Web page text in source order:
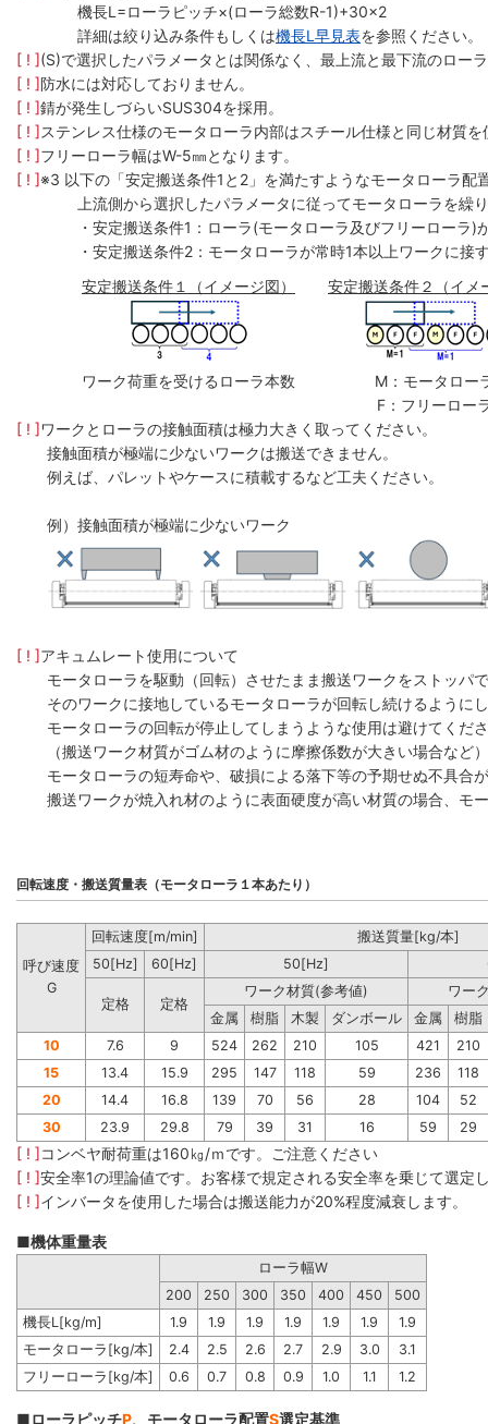
機長L=ローラピッチ×(ローラ総数R-1)+30×2
詳細は絞り込み条件もしくは機長L早見表を参照ください。
[ ! ](S)で選択したパラメータとは関係なく、最上流と最下流のロー
[ ! ]防水には対応しておりません。
[ ! ]錆が発生しづらいSUS304を採用。
[ ! ]ステンレス仕様のモータローラ内部はスチール仕様と同じ材質
[ ! ]フリーローラ幅はW-5㎜となります。
[ ! ]※3 以下の「安定搬送条件1と2」を満たすようなモータローラ配
上流側から選択したパラメータに従ってモータローラを繰
・安定搬送条件1：ローラ(モータローラ及びフリーローラ
・安定搬送条件2：モータローラが常時1本以上ワークに接
安定搬送条件１（イメージ図）
ワーク荷重を受けるローラ本数
安定搬送条件２（イメ
M：モータロー
F：フリーロー
[ ! ]ワークとローラの接触面積は極力大きく取ってください。
接触面積が極端に少ないワークは搬送できません。
例えば、パレットやケースに積載するなど工夫ください。
例）接触面積が極端に少ないワーク
[ ! ]アキュムレート使用について
モータローラを駆動（回転）させたまま搬送ワークをストッパ
そのワークに接地しているモータローラが回転し続けるように
モータローラの回転が停止してしまうような使用は避けてくだ
（搬送ワーク材質がゴム材のように摩擦係数が大きい場合など）
モータローラの短寿命や、破損による落下等の予期せぬ不具合
搬送ワークが焼入れ材のように表面硬度が高い材質の場合、モ
回転速度・搬送質量表（モータローラ１本あたり）
呼び速度
G
回転速度[m/min]
搬送質量[kg/本]
50[Hz]
60[Hz] 50[Hz]
定格 定格
ワーク材質(参考値)
ワー
金属
樹脂 木製 ダンボール 金属
樹脂
10
7.6 9 524 262 210 105 421
210
15
13.4 15.9 295 147 118 59 236
118
20
14.4 16.8 139 70 56 28 104
52
30
23.9 29.8 79 39 31 16 59 29
[ ! ]コンベヤ耐荷重は160㎏/ｍです。ご注意ください
[ ! ]安全率1の理論値です。お客様で規定される安全率を乗じて選定
[ ! ]インバータを使用した場合は搬送能力が20%程度減衰します。
■機体重量表
ローラ幅W
200
250 300 350 400 450
500
機長L[kg/m]
1.9 1.9 1.9 1.9 1.9 1.9
1.9
モータローラ[kg/本]
2.4 2.5 2.6 2.7 2.9 3.0
3.1
フリーローラ[kg/本]
0.6 0.7 0.8 0.9 1.0 1.1 1.2
■ローラピッチP、モータローラ配置S選定基準